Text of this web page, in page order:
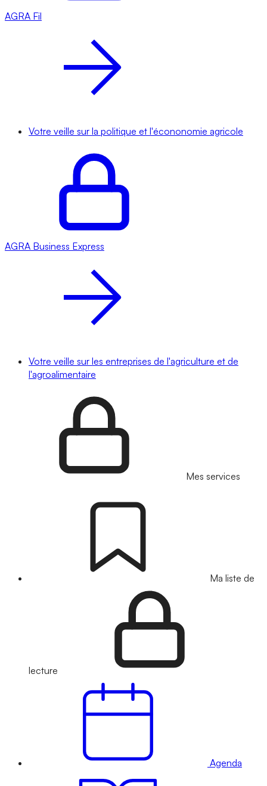
AGRA Fil
Votre veille sur la politique et l'écononomie agricole
AGRA Business Express
Votre veille sur les entreprises de l'agriculture et de
l'agroalimentaire
Mes services
Ma liste de
lecture
Agenda